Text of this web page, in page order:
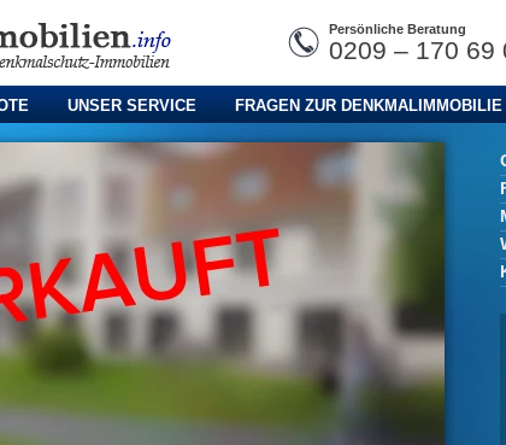
Persönliche Beratung
0209 – 170 69
UNSER SERVICE FRAGEN ZUR DENKMALIMMOBILIE